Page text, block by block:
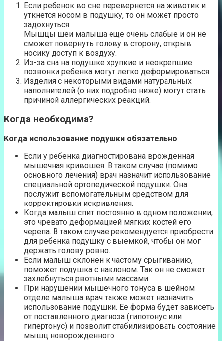
Если ребенок во сне перевернется на животик и
уткнется носом в подушку, то он может просто
задохнуться.
Мышцы шеи малыша еще очень слабые и он не
сможет повернуть голову в сторону, открыв
носику доступ к воздуху.
Из-за сна на подушке хрупкие и неокрепшие
позвонки ребенка могут легко деформироваться.
Изделия с некоторыми видами натуральных
наполнителей (о них подробно ниже) могут стать
причиной аллергических реакций.
Когда необходима?
Когда использование подушки обязательно:
Если у ребенка диагностирована врожденная
мышечная кривошея. В таком случае (помимо
основного лечения) врач назначит использование
специальной ортопедической подушки. Она
послужит вспомогательным средством для
корректировки искривления.
Когда малыш спит постоянно в одном положении,
это чревато деформацией мягких костей его
черепа. В таком случае рекомендуется приобрести
для ребенка подушку с выемкой, чтобы он мог
держать голову ровно.
Если малыш склонен к частому срыгиванию,
поможет подушка с наклоном. Так он не сможет
захлебнуться рвотными массами.
При нарушении мышечного тонуса в шейном
отделе малыша врач также может назначить
использование подушки. Ее форма будет зависеть
от поставленного диагноза (гипотонус или
гипертонус) и позволит стабилизировать состояние
мышц новорожденного.